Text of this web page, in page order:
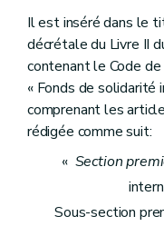
Il est inséré dans le
décrétale du Livre II
contenant le Code
« Fonds de solidarité
comprenant les
rédigée comme suit:
« Section
Sous-section